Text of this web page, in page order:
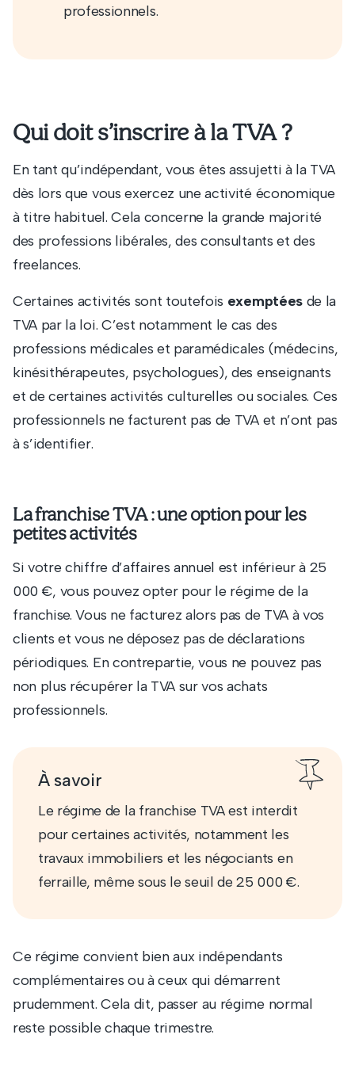
professionnels.
Qui doit s’inscrire à la TVA ?
En tant qu’indépendant, vous êtes assujetti à la TVA
dès lors que vous exercez une activité économique
à titre habituel. Cela concerne la grande majorité
des professions libérales, des consultants et des
freelances.
Certaines activités sont toutefois exemptéesde la
TVA par la loi. C’est notamment le cas des
professions médicales et paramédicales (médecins,
kinésithérapeutes, psychologues), des enseignants
et de certaines activités culturelles ou sociales. Ces
professionnels ne facturent pas de TVA et n’ont pas
à s’identifier.
La franchise TVA : une option pour les
petites activités
Si votre chiffre d’affaires annuel est inférieur à 25
000 €, vous pouvez opter pour le régime de la
franchise. Vous ne facturez alors pas de TVA à vos
clients et vous ne déposez pas de déclarations
périodiques. En contrepartie, vous ne pouvez pas
non plus récupérer la TVA sur vos achats
professionnels.
À savoir
Le régime de la franchise TVA est interdit
pour certaines activités, notamment les
travaux immobiliers et les négociants en
ferraille, même sous le seuil de 25 000 €.
Ce régime convient bien aux indépendants
complémentaires ou à ceux qui démarrent
prudemment. Cela dit, passer au régime normal
reste possible chaque trimestre.